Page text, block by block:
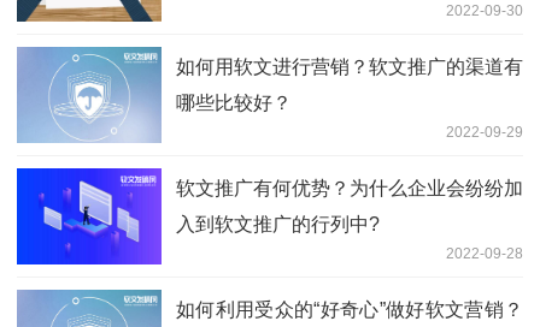
2022-09-30
如何用软文进行营销？软文推广的渠道有
哪些比较好？
2022-09-29
软文推广有何优势？为什么企业会纷纷加
入到软文推广的行列中?
2022-09-28
如何利用受众的“好奇心”做好软文营销？